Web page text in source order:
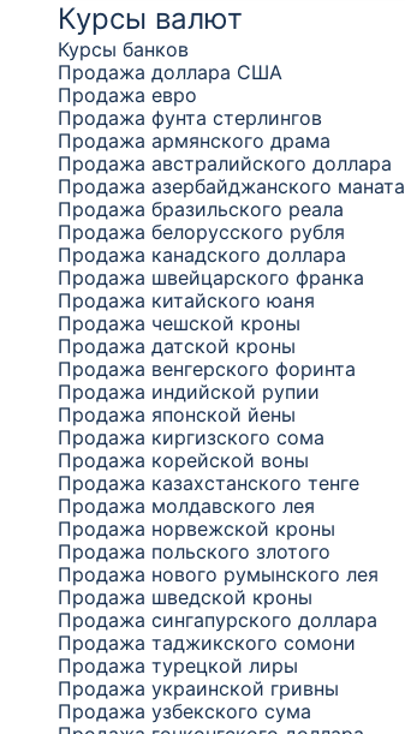
Курсы валют
Курсы банков
Продажа доллара США
Продажа евро
Продажа фунта стерлингов
Продажа армянского драма
Продажа австралийского доллара
Продажа азербайджанского маната
Продажа бразильского реала
Продажа белорусского рубля
Продажа канадского доллара
Продажа швейцарского франка
Продажа китайского юаня
Продажа чешской кроны
Продажа датской кроны
Продажа венгерского форинта
Продажа индийской рупии
Продажа японской йены
Продажа киргизского сома
Продажа корейской воны
Продажа казахстанского тенге
Продажа молдавского лея
Продажа норвежской кроны
Продажа польского злотого
Продажа нового румынского лея
Продажа шведской кроны
Продажа сингапурского доллара
Продажа таджикского сомони
Продажа турецкой лиры
Продажа украинской гривны
Продажа узбекского сума